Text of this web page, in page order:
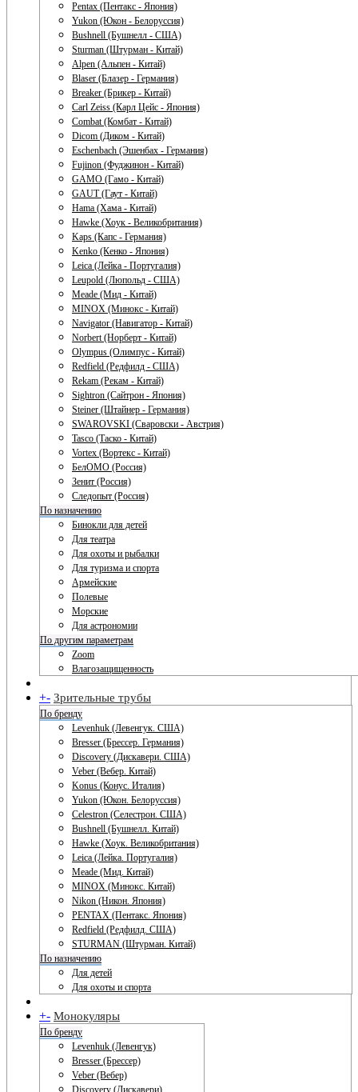
Pentax (Пентакс - Япония)
Yukon (Юкон - Белоруссия)
Bushnell (Бушнелл - США)
Sturman (Штурман - Китай)
Alpen (Альпен - Китай)
Blaser (Блазер - Германия)
Breaker (Брикер - Китай)
Carl Zeiss (Карл Цейс - Япония)
Combat (Комбат - Китай)
Dicom (Диком - Китай)
Eschenbach (Эшенбах - Германия)
Fujinon (Фуджинон - Китай)
GAMO (Гамо - Китай)
GAUT (Гаут - Китай)
Hama (Хама - Китай)
Hawke (Хоук - Великобритания)
Kaps (Капс - Германия)
Kenko (Кенко - Япония)
Leica (Лейка - Португалия)
Leupold (Люпольд - США)
Meade (Мид - Китай)
MINOX (Минокс - Китай)
Navigator (Навигатор - Китай)
Norbert (Норберт - Китай)
Olympus (Олимпус - Китай)
Redfield (Редфилд - США)
Rekam (Рекам - Китай)
Sightron (Сайтрон - Япония)
Steiner (Штайнер - Германия)
SWAROVSKI (Сваровски - Австрия)
Tasco (Таско - Китай)
Vortex (Вортекс - Китай)
БелОМО (Россия)
Зенит (Россия)
Следопыт (Россия)
По назначению
Бинокли для детей
Для театра
Для охоты и рыбалки
Для туризма и спорта
Армейские
Полевые
Морские
Для астрономии
По другим параметрам
Zoom
Влагозащищенность
+- Зрительные трубы
По бренду
Levenhuk (Левенгук. США)
Bresser (Брессер. Германия)
Discovery (Дискавери. США)
Veber (Вебер. Китай)
Konus (Конус. Италия)
Yukon (Юкон. Белоруссия)
Celestron (Селестрон. США)
Bushnell (Бушнелл. Китай)
Hawke (Хоук. Великобритания)
Leica (Лейка. Португалия)
Meade (Мид. Китай)
MINOX (Минокс. Китай)
Nikon (Никон. Япония)
PENTAX (Пентакс. Япония)
Redfield (Редфилд. США)
STURMAN (Штурман. Китай)
По назначению
Для детей
Для охоты и спорта
+- Монокуляры
По бренду
Levenhuk (Левенгук)
Bresser (Брессер)
Veber (Вебер)
Discovery (Дискавери)